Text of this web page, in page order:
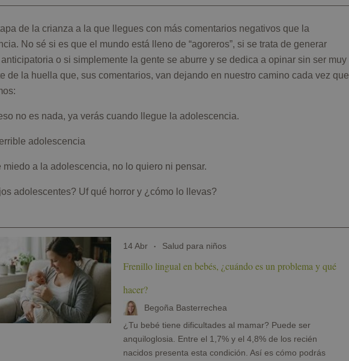
de la crianza a la que llegues con más comentarios negativos que la
No sé si es que el mundo está lleno de “agoreros”, si se trata de generar
o si simplemente la gente se aburre y se dedica a opinar sin ser muy
de la huella que, sus comentarios, van dejando en nuestro camino cada vez que
no es nada, ya verás cuando llegue la adolescencia.
adolescencia
miedo a la adolescencia, no lo quiero ni pensar.
adolescentes? Uf qué horror y ¿cómo lo llevas?
14 Abr Salud para niños
Frenillo lingual en bebés, ¿cuándo es un problema y qué
hacer?
Begoña Basterrechea
¿Tu bebé tiene dificultades al mamar? Puede ser
anquiloglosia. Entre el 1,7% y el 4,8% de los recién
nacidos presenta esta condición. Así es cómo podrás